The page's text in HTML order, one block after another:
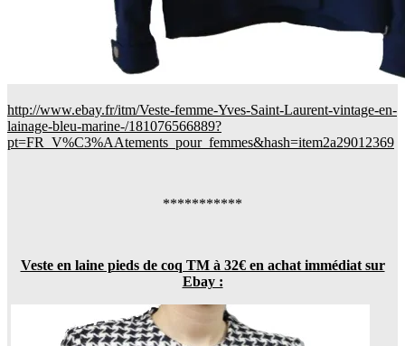
http://www.ebay.fr/itm/Veste-femme-Yves-Saint-Laurent-vintage-en-
lainage-bleu-marine-/181076566889?
pt=FR_V%C3%AAtements_pour_femmes&hash=item2a29012369
***********
Veste en laine pieds de coq TM à 32€ en achat immédiat sur
Ebay :